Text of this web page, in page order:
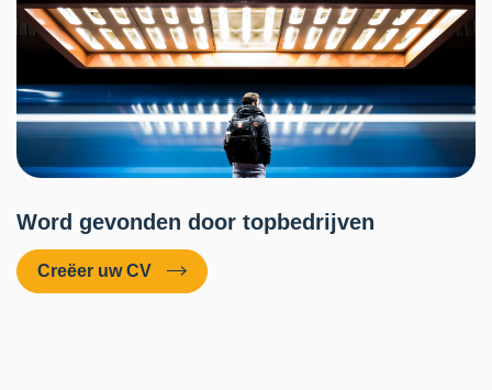
Word gevonden door topbedrijven
Creëer uw CV